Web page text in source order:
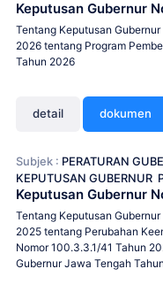
Keputusan Gubernur
Tentang Keputusan
2026 tentang Program
Tahun 2026
detail dokumen
Subjek : PERATURAN
KEPUTUSAN GUBERNUR
Keputusan Gubernur
Tentang Keputusan
2025 tentang Perubahan
Nomor 100.3.3.1/41 Tahun
Gubernur Jawa Tengah